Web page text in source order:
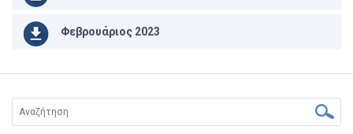
Φεβρουάριος 2023